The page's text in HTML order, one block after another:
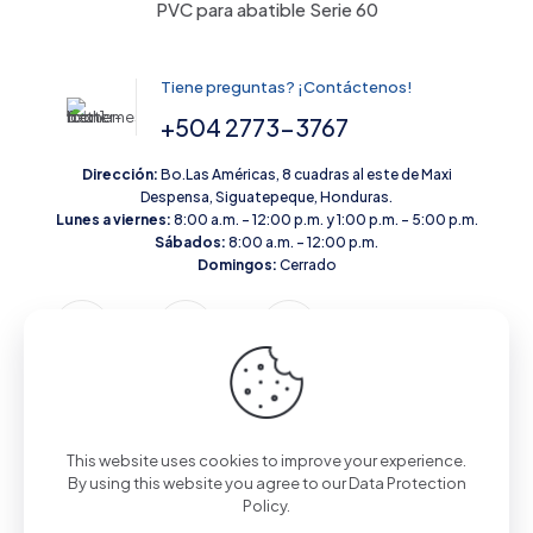
PVC para abatible Serie 60
Tiene preguntas? ¡Contáctenos!
+504 2773-3767
Dirección: Bo.Las Américas, 8 cuadras al este de Maxi
Despensa, Siguatepeque, Honduras.
Lunes a viernes: 8:00 a.m. – 12:00 p.m. y 1:00 p.m. – 5:00 p.m.
Sábados: 8:00 a.m. – 12:00 p.m.
Domingos: Cerrado
© 2026 All Rights Reserved | Powered byVidriería VAR'EL
This website uses cookies to improve your experience.
By using this website you agree to ourData Protection
Policy.